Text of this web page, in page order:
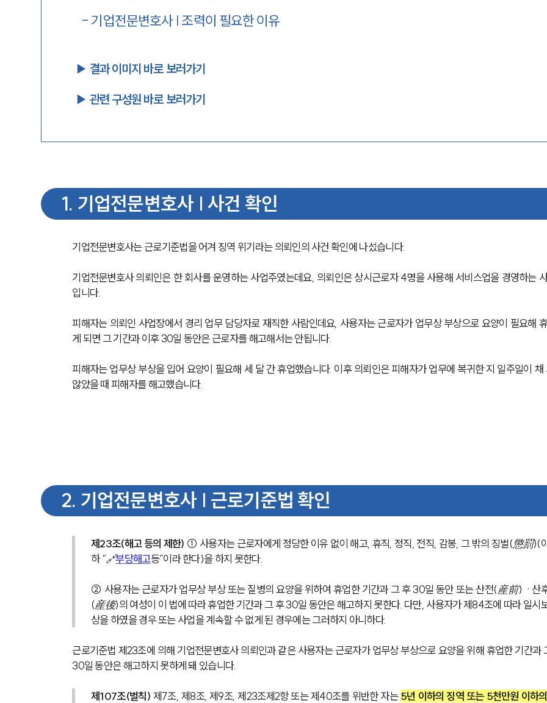
- 기업전문변호사 | 조력이 필요한 이유
▶︎ 결과 이미지 바로 보러가기
▶︎ 관련 구성원 바로 보러가기
1. 기업전문변호사 | 사건 확인
기업전문변호사는 근로기준법을 어겨 징역 위기라는 의뢰인의 사건 확인에 나섰습니다.
기업전문변호사 의뢰인은 한 회사를 운영하는 사업주였는데요, 의뢰인은 상시근로자 4명을 사용해 서비스업을 경영하는
입니다.
피해자는 의뢰인 사업장에서 경리 업무 담당자로 재직한 사람인데요, 사용자는 근로자가 업무상 부상으로 요양이 필요해
게 되면 그 기간과 이후 30일 동안은 근로자를 해고해서는 안됩니다.
피해자는 업무상 부상을 입어 요양이 필요해 세 달 간 휴업했습니다. 이후 의뢰인은 피해자가 업무에 복귀한 지 일주일이 채
않았을 때 피해자를 해고했습니다.
2. 기업전문변호사 | 근로기준법 확인
제23조(해고 등의 제한) ① 사용자는 근로자에게 정당한 이유 없이 해고, 휴직, 정직, 전직, 감봉, 그 밖의 징벌(懲罰)(이
하 “🔗부당해고등”이라 한다)을 하지 못한다.
② 사용자는 근로자가 업무상 부상 또는 질병의 요양을 위하여 휴업한 기간과 그 후 30일 동안 또는 산전(産前)ㆍ산
(産後)의 여성이 이 법에 따라 휴업한 기간과 그 후 30일 동안은 해고하지 못한다. 다만, 사용자가 제84조에 따라 일시
상을 하였을 경우 또는 사업을 계속할 수 없게 된 경우에는 그러하지 아니하다.
근로기준법 제23조에 의해 기업전문변호사 의뢰인과 같은 사용자는 근로자가 업무상 부상으로 요양을 위해 휴업한 기간과
30일 동안은 해고하지 못하게 돼 있습니다.
제107조(벌칙) 제7조, 제8조, 제9조, 제23조제2항 또는 제40조를 위반한 자는 5년 이하의 징역 또는 5천만원 이하의